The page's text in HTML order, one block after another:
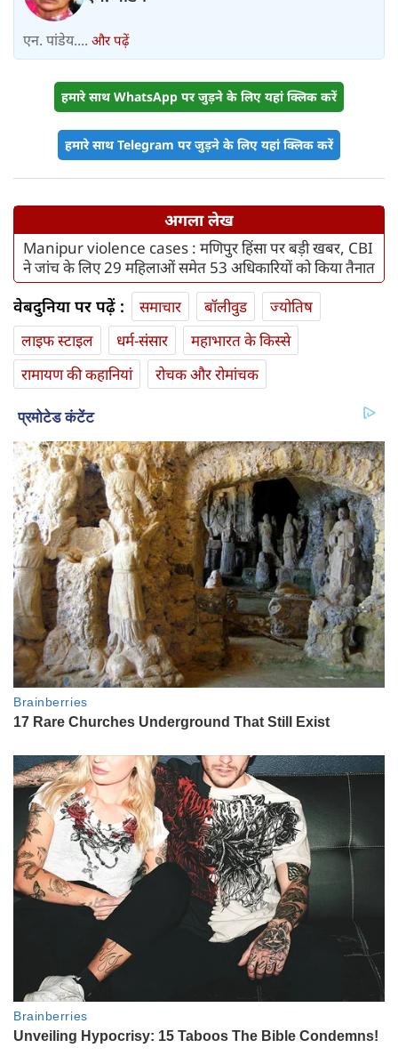
एन. पांडेय.... और पढ़ें
हमारे साथ WhatsApp पर जुड़ने के लिए यहां क्लिक करें
हमारे साथ Telegram पर जुड़ने के लिए यहां क्लिक करें
अगला लेख
Manipur violence cases : मणिपुर हिंसा पर बड़ी खबर, CBI
ने जांच के लिए 29 महिलाओं समेत 53 अधिकारियों को किया तैनात
वेबदुनिया पर पढ़ें : समाचार बॉलीवुड
ज्योतिष
लाइफ स्‍टाइल
धर्म-संसार
महाभारत के किस्से
रामायण की कहानियां
रोचक और रोमांचक